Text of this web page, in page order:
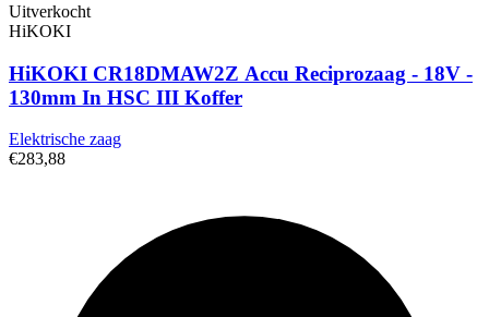
Uitverkocht
HiKOKI
HiKOKI CR18DMAW2Z Accu Reciprozaag - 18V -
130mm In HSC III Koffer
Elektrische zaag
€283,88